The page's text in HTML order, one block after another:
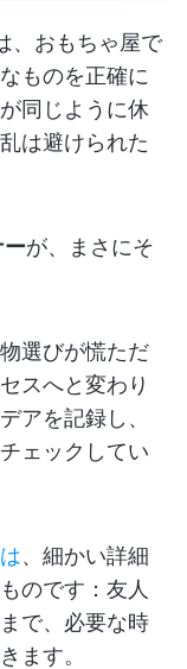
、おもちゃ屋で
ものを正確に
同じように休
は避けられた
ーが、まさにそ
選びが慌ただ
スへと変わり
アを記録し、
ェックしてい
、細かい詳細
のです：友人
で、必要な時
ます。